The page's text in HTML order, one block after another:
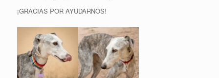
¡GRACIAS POR AYUDARNOS!